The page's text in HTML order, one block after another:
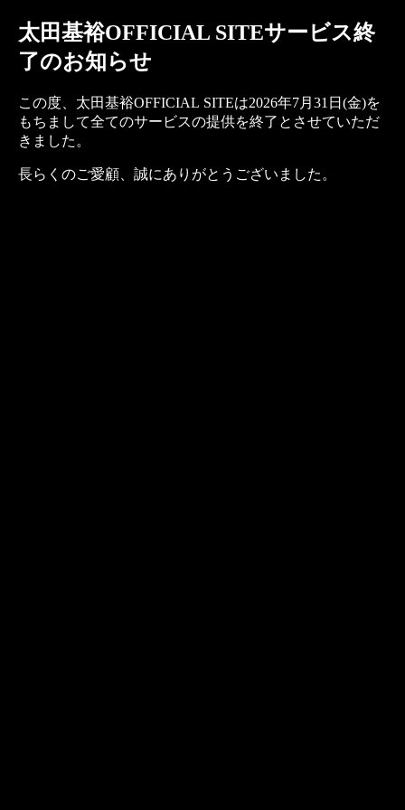
太田基裕OFFICIAL SITEサービス終
了のお知らせ
この度、太田基裕OFFICIAL SITEは2026年7月31日(金)を
もちまして全てのサービスの提供を終了とさせていただ
きました。
長らくのご愛顧、誠にありがとうございました。